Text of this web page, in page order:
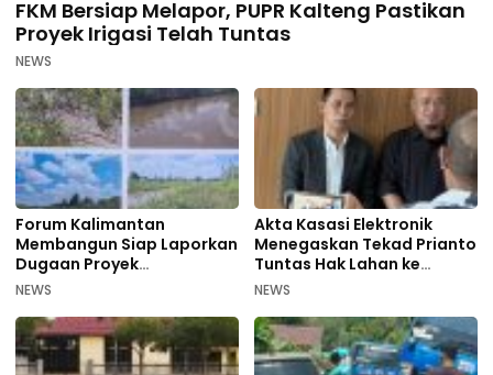
FKM Bersiap Melapor, PUPR Kalteng Pastikan
Proyek Irigasi Telah Tuntas
NEWS
Forum Kalimantan
Membangun Siap Laporkan
Dugaan Proyek
Bermasalah PUPR Kalteng
NEWS
Akta Kasasi Elektronik
Menegaskan Tekad Prianto
Tuntas Hak Lahan ke
Mahkamah Agung
NEWS